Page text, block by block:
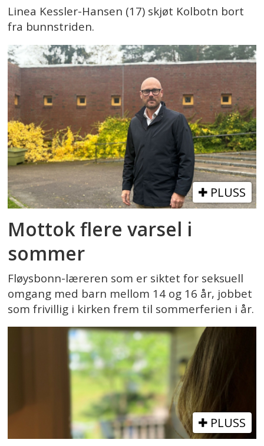
Linea Kessler-Hansen (17) skjøt Kolbotn bort
fra bunnstriden.
PLUSS
Mottok flere varsel i
sommer
Fløysbonn-læreren som er siktet for seksuell
omgang med barn mellom 14 og 16 år, jobbet
som frivillig i kirken frem til sommerferien i år.
PLUSS